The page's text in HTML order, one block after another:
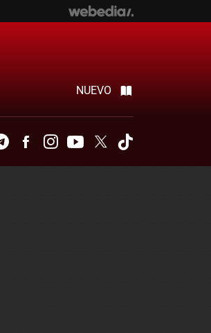
NUEVO
TelegramFacebookInstagramYoutubeTwitter